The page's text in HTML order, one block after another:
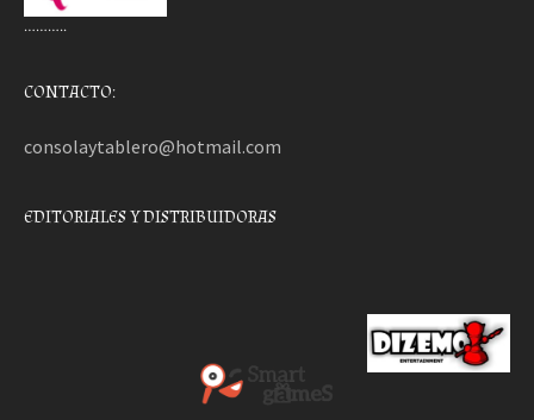
………..
CONTACTO:
consolaytablero@hotmail.com
EDITORIALES Y DISTRIBUIDORAS